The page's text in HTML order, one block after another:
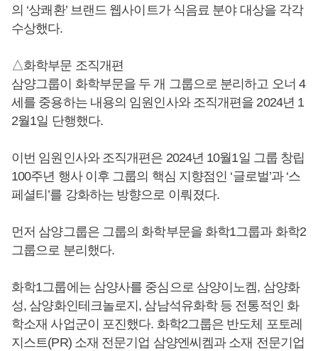
의 ‘상쾌환’ 브랜드 웹사이트가 식음료 분야 대상을 각각
수상했다.
△화학부문 조직개편
삼양그룹이 화학부문을 두 개 그룹으로 분리하고 오너 4
세를 중용하는 내용의 임원인사와 조직개편을 2024년 1
2월1일 단행했다.
이번 임원인사와 조직개편은 2024년 10월1일 그룹 창립
100주년 행사 이후 그룹의 핵심 지향점인 ‘글로벌’과 ‘스
페셜티’를 강화하는 방향으로 이뤄졌다.
먼저 삼양그룹은 그룹의 화학부문을 화학1그룹과 화학2
그룹으로 분리했다.
화학1그룹에는 삼양사를 중심으로 삼양이노켐, 삼양화
성, 삼양화인테크놀로지, 삼남석유화학 등 전통적인 화
학소재 사업군이 포진했다. 화학2그룹은 반도체 포토레
지스트(PR) 소재 전문기업 삼양엔씨켐과 소재 전문기업